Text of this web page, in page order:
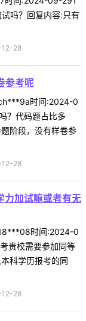
吗？回复内容:只有
12-28
参考呢
时间:2024-0
？代码题占比多
阶段，没有样卷参
12-28
力加试嘛或者有无
时间:2024-0
贵校需要参加同等
科学历报考的同
12-28